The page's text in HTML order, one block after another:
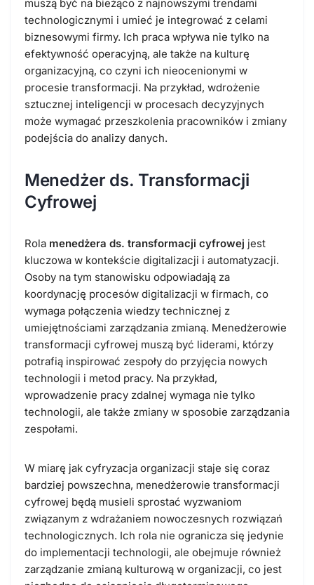
muszą być na bieżąco z najnowszymi trendami
technologicznymi i umieć je integrować z celami
biznesowymi firmy. Ich praca wpływa nie tylko na
efektywność operacyjną, ale także na kulturę
organizacyjną, co czyni ich nieocenionymi w
procesie transformacji. Na przykład, wdrożenie
sztucznej inteligencji w procesach decyzyjnych
może wymagać przeszkolenia pracowników i zmiany
podejścia do analizy danych.
Menedżer ds. Transformacji
Cyfrowej
Rola menedżera ds. transformacji cyfrowej jest
kluczowa w kontekście digitalizacji i automatyzacji.
Osoby na tym stanowisku odpowiadają za
koordynację procesów digitalizacji w firmach, co
wymaga połączenia wiedzy technicznej z
umiejętnościami zarządzania zmianą. Menedżerowie
transformacji cyfrowej muszą być liderami, którzy
potrafią inspirować zespoły do przyjęcia nowych
technologii i metod pracy. Na przykład,
wprowadzenie pracy zdalnej wymaga nie tylko
technologii, ale także zmiany w sposobie zarządzania
zespołami.
W miarę jak cyfryzacja organizacji staje się coraz
bardziej powszechna, menedżerowie transformacji
cyfrowej będą musieli sprostać wyzwaniom
związanym z wdrażaniem nowoczesnych rozwiązań
technologicznych. Ich rola nie ogranicza się jedynie
do implementacji technologii, ale obejmuje również
zarządzanie zmianą kulturową w organizacji, co jest